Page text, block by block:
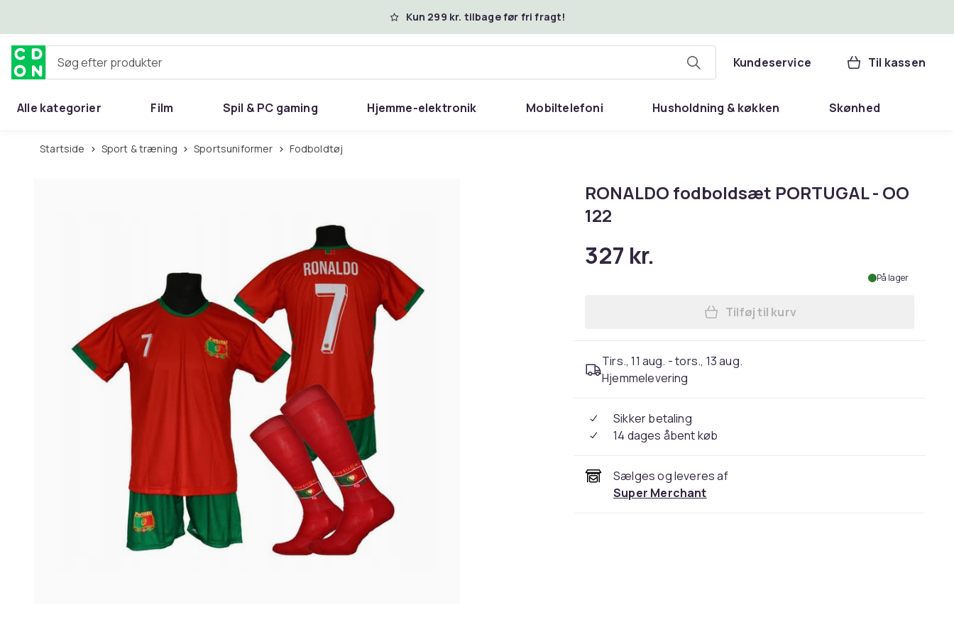
Kun 299 kr. tilbage før fri fragt!
Søg efter produkter Kundeservice Til kassen
Alle kategorier Film Spil & PC gaming Hjemme-elektronik Mobiltelefoni Husholdning & køkken Skønhed
Hjem & have
Startside Sport & træning Sportsuniformer Fodboldtøj
RONALDO fodboldsæt PORTUGAL - OO
122
327 kr.
På lager
Læg RONALDO fodboldsæt
Tilføj til kurv
Tirs., 11 aug. - tors., 13 aug.
Hjemmelevering
Sikker betaling
14 dages åbent køb
Sælges og leveres af
Super Merchant